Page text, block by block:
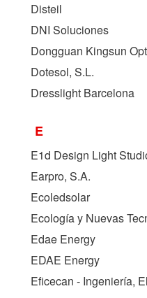
Disteil
DNI Soluciones
Dongguan Kingsun
Dotesol, S.L.
Dresslight Barcelona
E
E1d Design Light
Earpro, S.A.
Ecoledsolar
Ecología y Nuevas
Edae Energy
EDAE Energy
Eficecan - Ingeniería,